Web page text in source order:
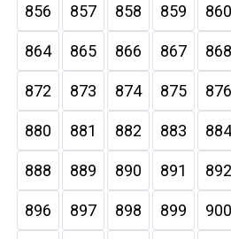
856 857 858 859 860
864 865 866 867 868
872 873 874 875 876
880 881 882 883 884
888 889 890 891 892
896 897 898 899 900